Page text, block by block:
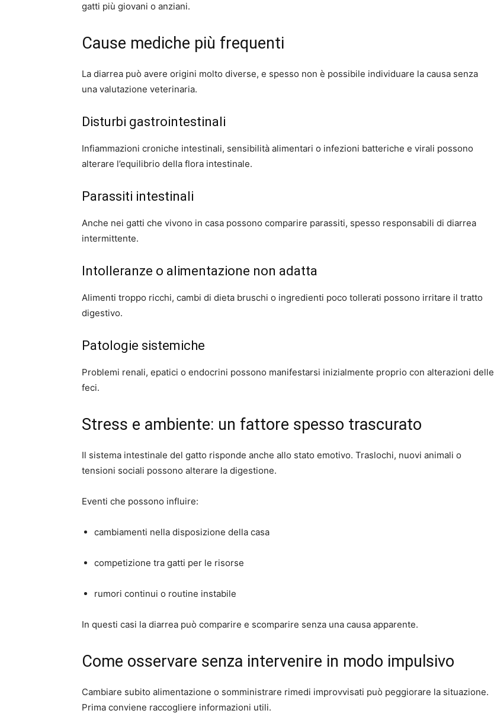
gatti più giovani o anziani.
Cause mediche più frequenti
La diarrea può avere origini molto diverse, e spesso non è possibile individuare la causa senza
una valutazione veterinaria.
Disturbi gastrointestinali
Infiammazioni croniche intestinali, sensibilità alimentari o infezioni batteriche e virali possono
alterare l’equilibrio della flora intestinale.
Parassiti intestinali
Anche nei gatti che vivono in casa possono comparire parassiti, spesso responsabili di diarrea
intermittente.
Intolleranze o alimentazione non adatta
Alimenti troppo ricchi, cambi di dieta bruschi o ingredienti poco tollerati possono irritare il tratto
digestivo.
Patologie sistemiche
Problemi renali, epatici o endocrini possono manifestarsi inizialmente proprio con alterazioni delle
feci.
Stress e ambiente: un fattore spesso trascurato
Il sistema intestinale del gatto risponde anche allo stato emotivo. Traslochi, nuovi animali o
tensioni sociali possono alterare la digestione.
Eventi che possono influire:
cambiamenti nella disposizione della casa
competizione tra gatti per le risorse
rumori continui o routine instabile
In questi casi la diarrea può comparire e scomparire senza una causa apparente.
Come osservare senza intervenire in modo impulsivo
Cambiare subito alimentazione o somministrare rimedi improvvisati può peggiorare la situazione.
Prima conviene raccogliere informazioni utili.